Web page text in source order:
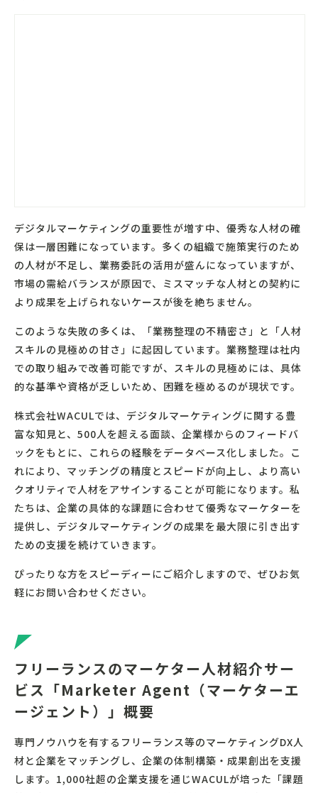
デジタルマーケティングの重要性が増す中、優秀な人材の確
保は一層困難になっています。多くの組織で施策実行のため
の人材が不足し、業務委託の活用が盛んになっていますが、
市場の需給バランスが原因で、ミスマッチな人材との契約に
より成果を上げられないケースが後を絶ちません。
このような失敗の多くは、「業務整理の不精密さ」と「人材
スキルの見極めの甘さ」に起因しています。業務整理は社内
での取り組みで改善可能ですが、スキルの見極めには、具体
的な基準や資格が乏しいため、困難を極めるのが現状です。
株式会社WACULでは、デジタルマーケティングに関する豊
富な知見と、500人を超える面談、企業様からのフィードバ
ックをもとに、これらの経験をデータベース化しました。こ
れにより、マッチングの精度とスピードが向上し、より高い
クオリティで人材をアサインすることが可能になります。私
たちは、企業の具体的な課題に合わせて優秀なマーケターを
提供し、デジタルマーケティングの成果を最大限に引き出す
ための支援を続けていきます。
ぴったりな方をスピーディーにご紹介しますので、ぜひお気
軽にお問い合わせください。
フリーランスのマーケター人材紹介サー
ビス「Marketer Agent（マーケターエ
ージェント）」概要
専門ノウハウを有するフリーランス等のマーケティングDX人
材と企業をマッチングし、企業の体制構築・成果創出を支援
します。1,000社超の企業支援を通じWACULが培った「課題